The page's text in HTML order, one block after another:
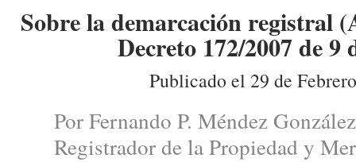
Sobre la demarcación registral
Decreto 172/2007 de 9
Publicado el 29 de
Por Fernando P. Méndez González
Registrador de la Propiedad y